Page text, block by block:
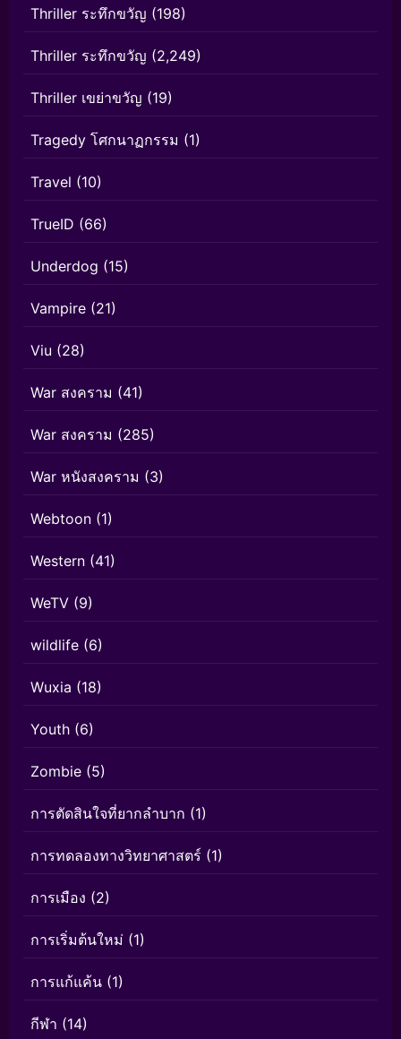
Thriller ระทึกขวัญ (198)
Thriller ระทึกขวัญ (2,249)
Thriller เขย่าขวัญ (19)
Tragedy โศกนาฏกรรม (1)
Travel (10)
TrueID (66)
Underdog (15)
Vampire (21)
Viu (28)
War สงคราม (41)
War สงคราม (285)
War หนังสงคราม (3)
Webtoon (1)
Western (41)
WeTV (9)
wildlife (6)
Wuxia (18)
Youth (6)
Zombie (5)
การตัดสินใจที่ยากลำบาก (1)
การทดลองทางวิทยาศาสตร์ (1)
การเมือง (2)
การเริ่มต้นใหม่ (1)
การแก้แค้น (1)
กีฬา (14)